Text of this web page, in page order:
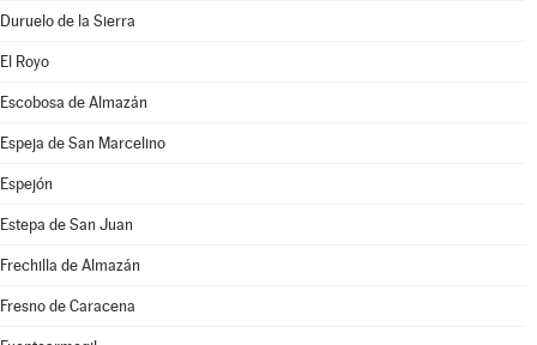
Duruelo de la Sierra
El Royo
Escobosa de Almazán
Espeja de San Marcelino
Espejón
Estepa de San Juan
Frechilla de Almazán
Fresno de Caracena